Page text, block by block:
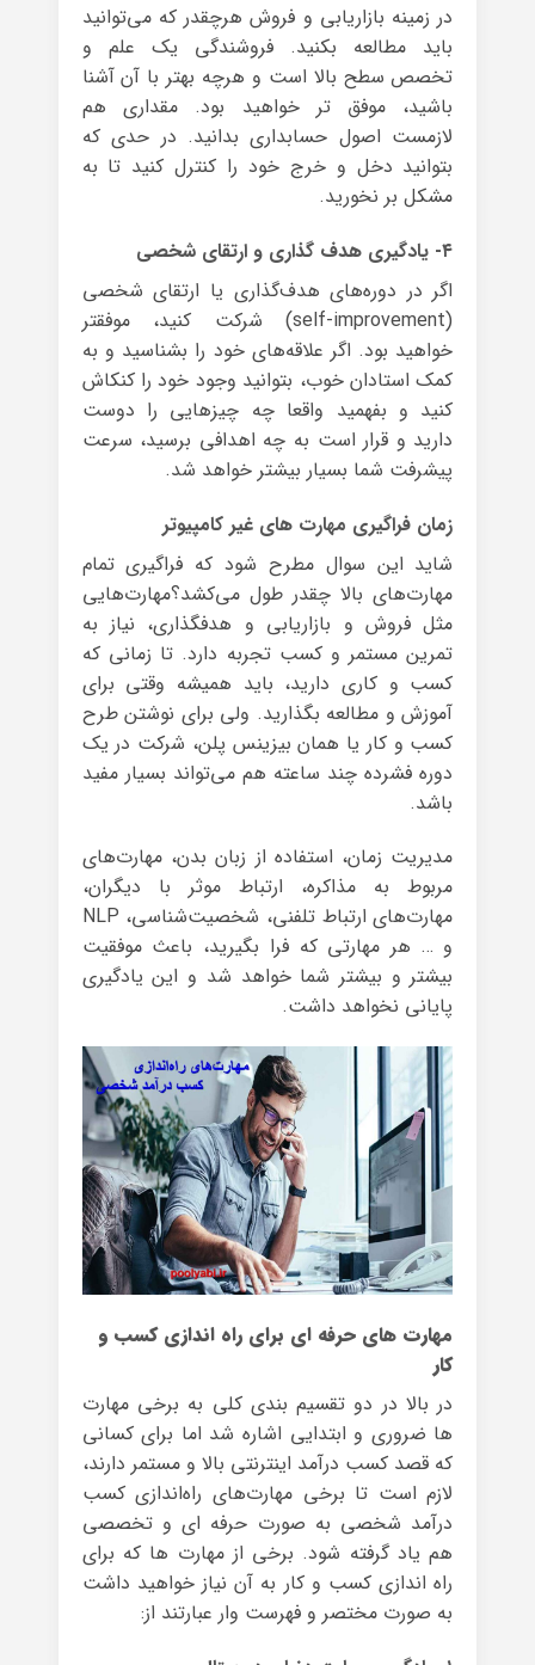
در زمینه بازاریابی و فروش هرچقدر که می‌توانید
باید مطالعه بکنید. فروشندگی یک علم و
تخصص سطح بالا است و هرچه بهتر با آن آشنا
باشید، موفق تر خواهید بود. مقداری هم
لازمست اصول حسابداری بدانید. در حدی که
بتوانید دخل و خرج خود را کنترل کنید تا به
مشکل بر نخورید.
۴- یادگیری هدف گذاری و ارتقای شخصی
اگر در دوره‌های هدف‌گذاری یا ارتقای شخصی
(self-improvement) شرکت کنید، موفقتر
خواهید بود. اگر علاقه‌های خود را بشناسید و به
کمک استادان خوب، بتوانید وجود خود را کنکاش
کنید و بفهمید واقعا چه چیزهایی را دوست
دارید و قرار است به چه اهدافی برسید، سرعت
پیشرفت شما بسیار بیشتر خواهد شد.
زمان فراگیری مهارت های غیر کامپیوتر
شاید این سوال مطرح شود که فراگیری تمام
مهارت‌های بالا چقدر طول می‌کشد؟مهارت‌هایی
مثل فروش و بازاریابی و هدفگذاری، نیاز به
تمرین مستمر و کسب تجربه دارد. تا زمانی که
کسب و کاری دارید، باید همیشه وقتی برای
آموزش و مطالعه بگذارید. ولی برای نوشتن طرح
کسب و کار یا همان بیزینس پلن، شرکت در یک
دوره فشرده چند ساعته هم می‌تواند بسیار مفید
باشد.
مدیریت زمان، استفاده از زبان بدن، مهارت‌های
مربوط به مذاکره، ارتباط موثر با دیگران،
مهارت‌های ارتباط تلفنی، شخصیت‌شناسی، NLP
و … هر مهارتی که فرا بگیرید، باعث موفقیت
بیشتر و بیشتر شما خواهد شد و این یادگیری
پایانی نخواهد داشت.
مهارت های حرفه ای برای راه اندازی کسب و
کار
در بالا در دو تقسیم بندی کلی به برخی مهارت
ها ضروری و ابتدایی اشاره شد اما برای کسانی
که قصد کسب درآمد اینترنتی بالا و مستمر دارند،
لازم است تا برخی مهارت‌های راه‌اندازی کسب
درآمد شخصی به صورت حرفه ای و تخصصی
هم یاد گرفته شود. برخی از مهارت ها که برای
راه اندازی کسب و کار به آن نیاز خواهید داشت
به صورت مختصر و فهرست وار عبارتند از: